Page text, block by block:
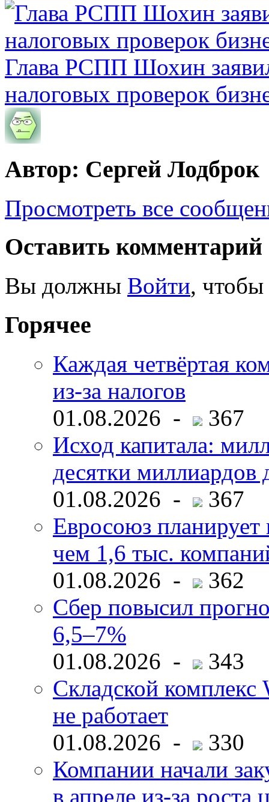
Глава РСПП Шохин
налоговых проверок
Автор: Сергей Лодброк
Просмотреть все
Оставить комментарий
Вы должны Войти, чтобы
Горячее
Каждая четвёртая
из-за налогов
01.08.2026 -
367
Исход капитала:
десятки миллиардов
01.08.2026 -
367
Евросоюз планирует
чем 1,6 тыс.
01.08.2026 -
362
Сбер повысил
6,5–7%
01.08.2026 -
343
Складской комплекс
не работает
01.08.2026 -
330
Компании начали
в апреле из-за роста